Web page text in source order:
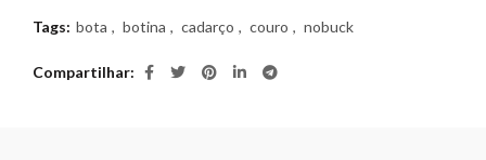
Tags: bota , botina , cadarço , couro , nobuck
Compartilhar